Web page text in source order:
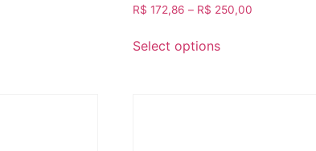
R$ 172,86 – R$ 250,00
Select options